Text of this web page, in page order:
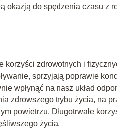
okazją do spędzenia czasu z
zdrowotnych i
sprzyjają poprawie
wpłynąć na nasz układ
zdrowszego trybu życia, na
powietrzu. Długotrwałe
życia.